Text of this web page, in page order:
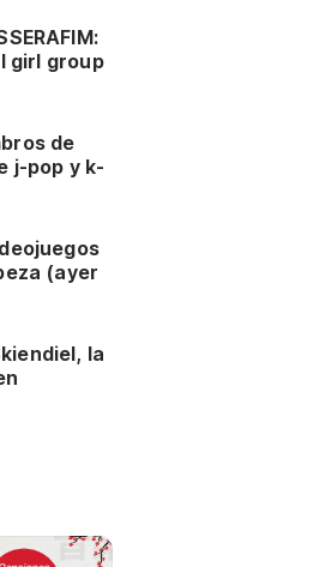
girl group
de
j-pop y k-
(ayer
la